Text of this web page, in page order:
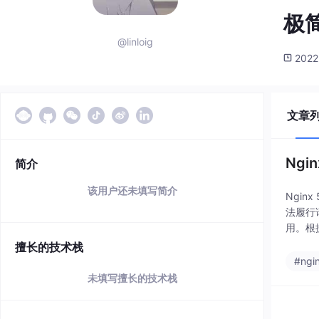
@linloig
极
简介
该用户还未填写简介
擅长的技术栈
未填写擅长的技术栈
文章
Nginx
法履行
用。